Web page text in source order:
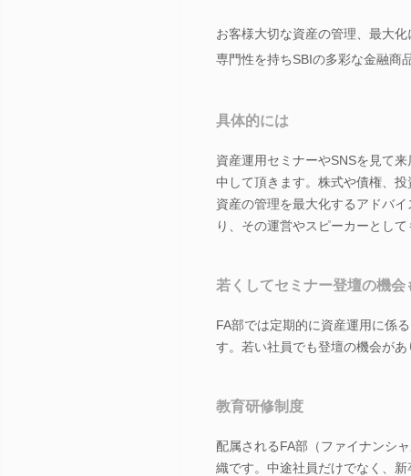
お客様大切な資産の管理、最大
専門性を持ちSBIの多彩な金融商
具体的には
資産運用セミナーやSNSを見て
中して頂きます。株式や債権、
資産の管理を最大化するアドバ
り、その運営やスピーカーとして
若くしてセミナー登壇の機会
FA部では定期的に資産運用に係
す。若い社員でも登壇の機会があ
教育研修制度
配属されるFA部（ファイナンシ
織です。中途社員だけでなく、